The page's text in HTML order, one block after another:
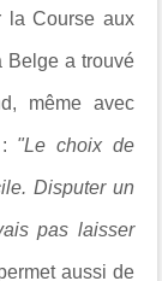
la Course aux
a trouvé
même avec
"Le choix de
Disputer un
pas laisser
aussi de